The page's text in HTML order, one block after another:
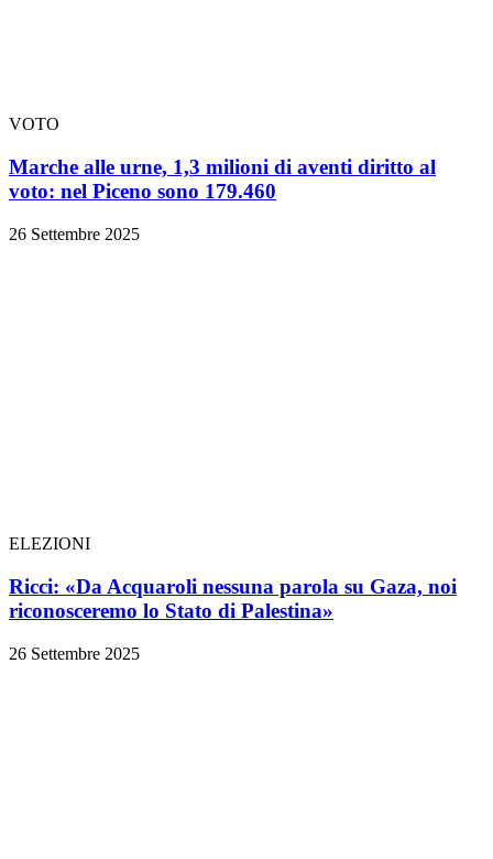
VOTO
Marche alle urne, 1,3 milioni di aventi diritto al
voto: nel Piceno sono 179.460
26 Settembre 2025
ELEZIONI
Ricci: «Da Acquaroli nessuna parola su Gaza, noi
riconosceremo lo Stato di Palestina»
26 Settembre 2025